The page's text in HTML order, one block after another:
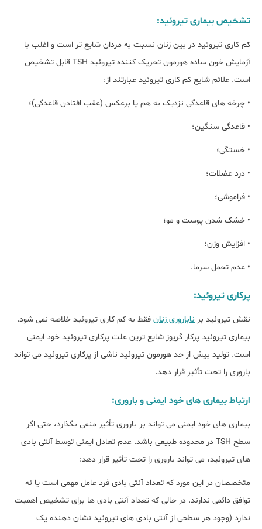
تشخیص بیماری تیروئید:
کم کاری تیروئید در بین زنان نسبت به مردان شایع تر است و اغلب با
آزمایش خون ساده هورمون تحریک کننده تیروئید TSH قابل تشخیص
است. علائم شایع کم کاری تیروئید عبارتند از:
• چرخه های قاعدگی نزدیک به هم یا برعکس (عقب افتادن قاعدگی)؛
• قاعدگی سنگین؛
• خستگی؛
• درد عضلات؛
• فراموشی؛
• خشک شدن پوست و مو؛
• افزایش وزن؛
• عدم تحمل سرما.
پرکاری تیروئید:
نقش تیروئید بر ناباروری زنان فقط به کم کاری تیروئید خلاصه نمی شود.
بیماری تیروئید پرکار گریوز شایع ترین علت پرکاری تیروئید خود ایمنی
است. تولید بیش از حد هورمون تیروئید ناشی از پرکاری تیروئید می تواند
باروری را تحت تأثیر قرار دهد.
ارتباط بیماری های خود ایمنی و باروری:
بیماری های خود ایمنی می تواند بر باروری تأثیر منفی بگذارد، حتی اگر
سطح TSH در محدوده طبیعی باشد. عدم تعادل ایمنی توسط آنتی بادی
های تیروئید، می تواند باروری را تحت تأثیر قرار دهد:
متخصصان در این مورد که تعداد آنتی بادی فرد عامل مهمی است یا نه
توافق دائمی ندارند. در حالی که تعداد آنتی بادی ها برای تشخیص اهمیت
ندارد (وجود هر سطحی از آنتی بادی های تیروئید نشان دهنده یک